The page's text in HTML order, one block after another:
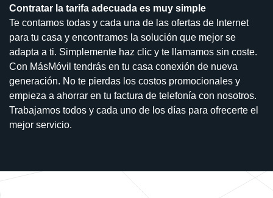
Contratar la tarifa adecuada es muy simple
Te contamos todas y cada una de las ofertas de Internet
para tu casa y encontramos la solución que mejor se
adapta a ti. Simplemente haz clic y te llamamos sin coste.
Con MásMóvil tendrás en tu casa conexión de nueva
generación. No te pierdas los costos promocionales y
empieza a ahorrar en tu factura de telefonía con nosotros.
Trabajamos todos y cada uno de los días para ofrecerte el
mejor servicio.